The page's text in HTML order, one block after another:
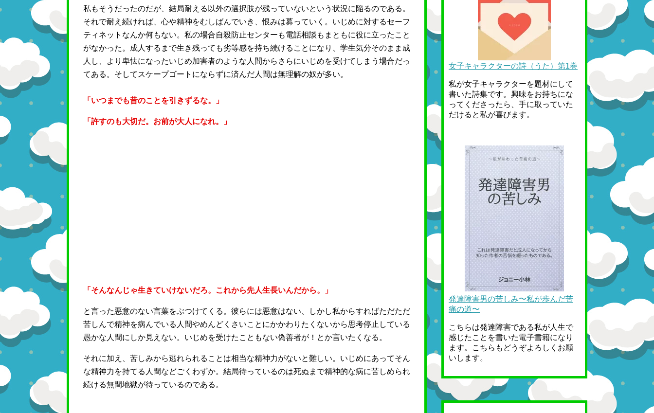
私もそうだったのだが、結局耐える以外の選択肢が残っていないという状況に陥るのである。
それで耐え続ければ、心や精神をむしばんでいき、恨みは募っていく。いじめに対するセーフ
ティネットなんか何もない。私の場合自殺防止センターも電話相談もまともに役に立ったこと
がなかった。成人するまで生き残っても劣等感を持ち続けることになり、学生気分そのまま成
人し、より卑怯になったいじめ加害者のような人間からさらにいじめを受けてしまう場合だっ
てある。そしてスケープゴートにならずに済んだ人間は無理解の奴が多い。
「いつまでも昔のことを引きずるな。」
「許すのも大切だ。お前が大人になれ。」
「そんなんじゃ生きていけないだろ。これから先人生長いんだから。」
と言った悪意のない言葉をぶつけてくる。彼らには悪意はない、しかし私からすればただただ
苦しんで精神を病んでいる人間やめんどくさいことにかかわりたくないから思考停止している
愚かな人間にしか見えない。いじめを受けたこともない偽善者が！とか言いたくなる。
それに加え、苦しみから逃れられることは相当な精神力がないと難しい。いじめにあってそん
な精神力を持てる人間などごくわずか。結局待っているのは死ぬまで精神的な病に苦しめられ
続ける無間地獄が待っているのである。
女子キャラクターの詩（うた）第1巻
私が女子キャラクターを題材にして
書いた詩集です。興味をお持ちにな
ってくださったら、手に取っていた
だけると私が喜びます。
発達障害男の苦しみ〜私が歩んだ苦
痛の道〜
こちらは発達障害である私が人生で
感じたことを書いた電子書籍になり
ます。こちらもどうぞよろしくお願
いします。